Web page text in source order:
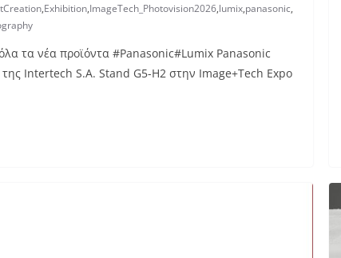
,Exhibition,ImageTech_Photovision2026,lumix,panasonic,
τα νέα προϊόντα #Panasonic#Lumix Panasonic
της Intertech S.A. Stand G5-H2 στην Image+Tech Expo